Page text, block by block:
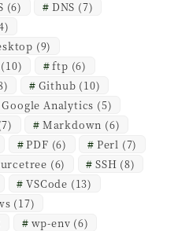
(6) DNS (7)
(9)
(10) ftp (6)
Github (10)
Google Analytics (5)
Markdown (6)
PDF (6) Perl (7)
(6) SSH (8)
VSCode (13)
(17)
wp-env (6)